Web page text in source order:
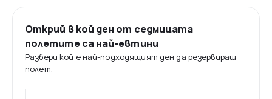
Открий в кой ден от седмицата
полетите са най-евтини
Разбери кой е най-подходящият ден да резервираш
полет.